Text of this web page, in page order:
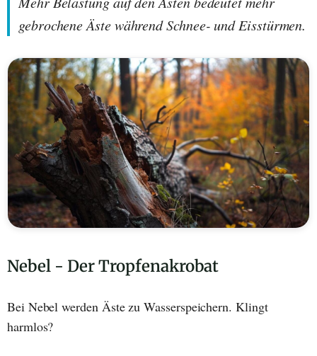
gebrochene Äste während Schnee- und Eisstürmen.
Nebel - Der Tropfenakrobat
Bei Nebel werden Äste zu Wasserspeichern. Klingt
harmlos?